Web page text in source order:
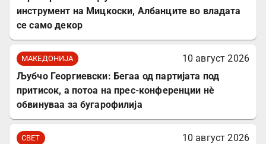
инструмент на Мицкоски, Албанците во владата
се само декор
МАКЕДОНИЈА
10 август 2026
Љубчо Георгиевски: Бегаа од партијата под
притисок, а потоа на прес-конференции нè
обвинуваа за бугарофилија
СВЕТ
10 август 2026